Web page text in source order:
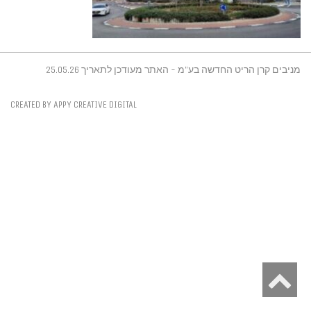
מניבים קרן הריט החדשה בע"מ - האתר מעודכן לתאריך 25.05.26
CREATED BY APPY CREATIVE DIGITAL
לראש